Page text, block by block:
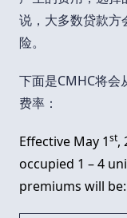
说，大多数贷款方
险。
下面是CMHC将会
费率：
Effective May 1st,
occupied 1 – 4
premiums will be: